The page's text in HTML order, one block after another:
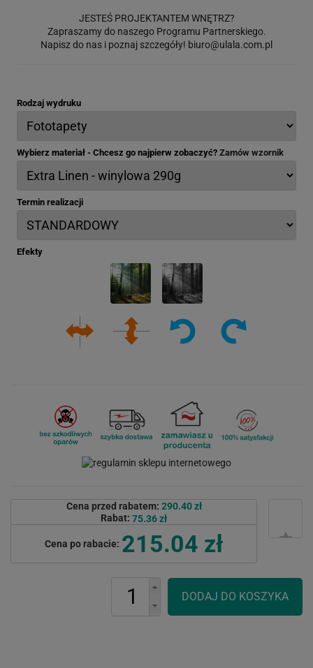
JESTEŚ PROJEKTANTEM WNĘTRZ?
Zapraszamy do naszego Programu Partnerskiego.
Napisz do nas i poznaj szczegóły! biuro@ulala.com.pl
Rodzaj wydruku
Wybierz materiał - Chcesz go najpierw zobaczyć? Zamów wzornik
Termin realizacji
Efekty
Cena przed rabatem: 290.40 zł
Rabat: 75.36 zł
Cena po rabacie: 215.04 zł